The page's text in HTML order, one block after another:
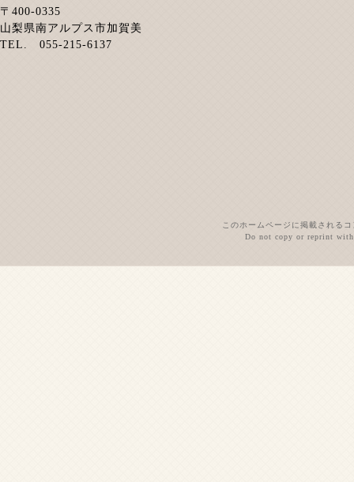
〒400‐0335
山梨県南アルプス市加賀美
TEL. 055‐215‐6137
このホームページに掲載される
Do not copy or reprint